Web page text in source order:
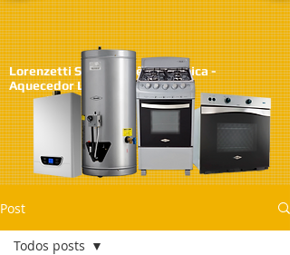
Lorenzetti SA - Assistêcia Técnica -
Aquecedor Lorenzetti
Post
Todos posts